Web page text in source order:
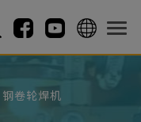
钢卷轮焊机